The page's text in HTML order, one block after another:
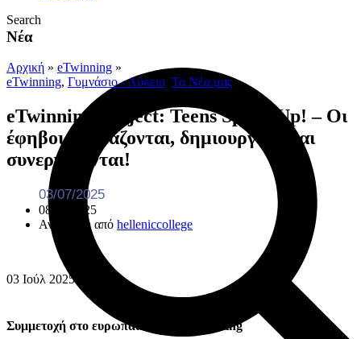
Search
Νέα
Αρχική » eTwinning »
eTwinning, Γυμνάσιο - Λύκειο Τα Νέα μας
eTwinning Project: Teens Speak Up! – Οι
έφηβοι εκφράζονται, δημιουργούν και
συνεργάζονται!
03/07/2025
08/09/2025
Ανάρτηση από helleniccollege
03 Ιούλ 2025
Συμμετοχή στο ευρωπαϊκό έργο eTwinning